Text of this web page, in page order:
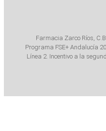
Farmacia Zarco Ríos,
Programa FSE+ Andalucía
Línea 2. Incentivo a la